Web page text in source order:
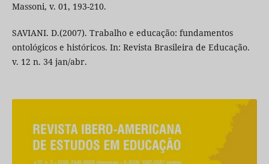
Massoni, v. 01, 193-210.
SAVIANI. D.(2007). Trabalho e educação: fundamentos
ontológicos e históricos. In: Revista Brasileira de Educação.
v. 12 n. 34 jan/abr.